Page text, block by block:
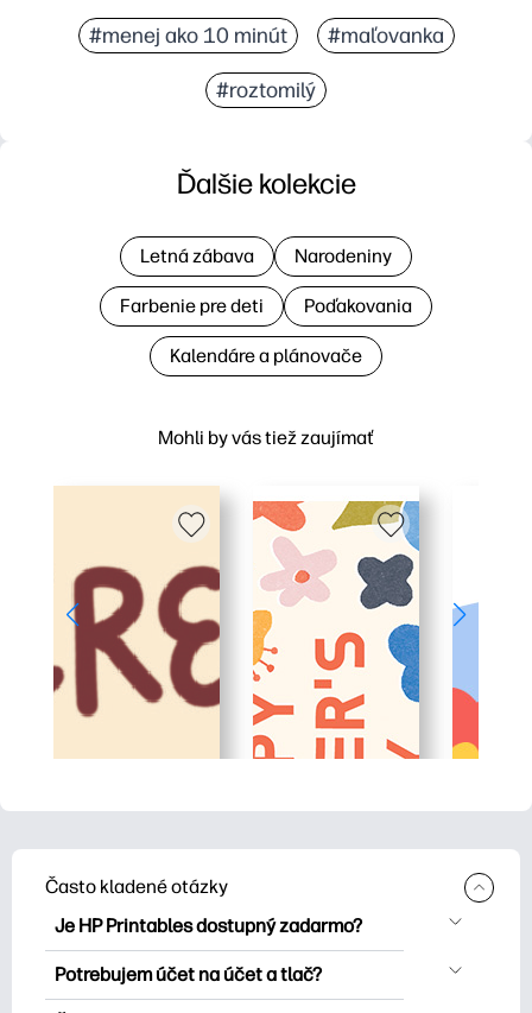
#menej ako 10 minút #maľovanka
#roztomilý
Mohli by vás tiež zaujímať
Ďalšie kolekcie
Letná zábava Narodeniny
Farbenie pre deti Poďakovania
Kalendáre a plánovače
Často kladené otázky
Je HP Printables dostupný zadarmo?
HP Printables ponúka viac ako 2500
bezplatných tlačových tlačiarní na tlač.
Potrebujem účet na účet a tlač?